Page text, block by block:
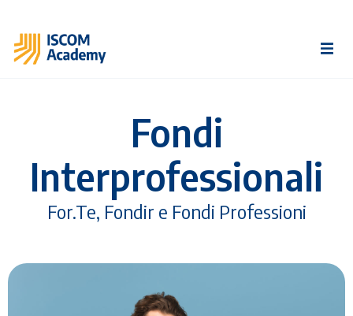
Fondi
Interprofessionali
For.Te, Fondir e Fondi Professioni